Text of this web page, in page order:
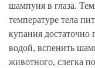
шампуня в глаза.
температуре тела
купания достаточно
водой, вспенить
животного, слегка